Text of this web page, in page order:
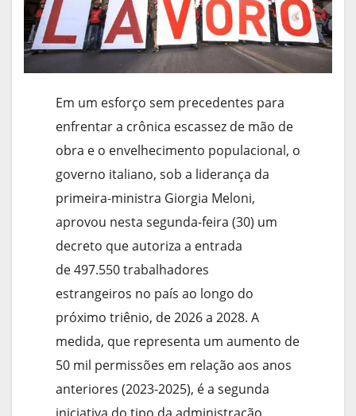
Em um esforço sem precedentes para
enfrentar a crônica escassez de mão de
obra e o envelhecimento populacional, o
governo italiano, sob a liderança da
primeira-ministra Giorgia Meloni,
aprovou nesta segunda-feira (30) um
decreto que autoriza a entrada
de 497.550 trabalhadores
estrangeiros no país ao longo do
próximo triênio, de 2026 a 2028. A
medida, que representa um aumento de
50 mil permissões em relação aos anos
anteriores (2023-2025), é a segunda